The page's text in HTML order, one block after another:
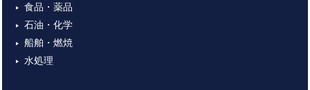
食品・薬品
石油・化学
船舶・燃焼
水処理